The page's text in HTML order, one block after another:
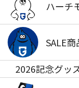
ハーチ
SALE商
2026記念グッ